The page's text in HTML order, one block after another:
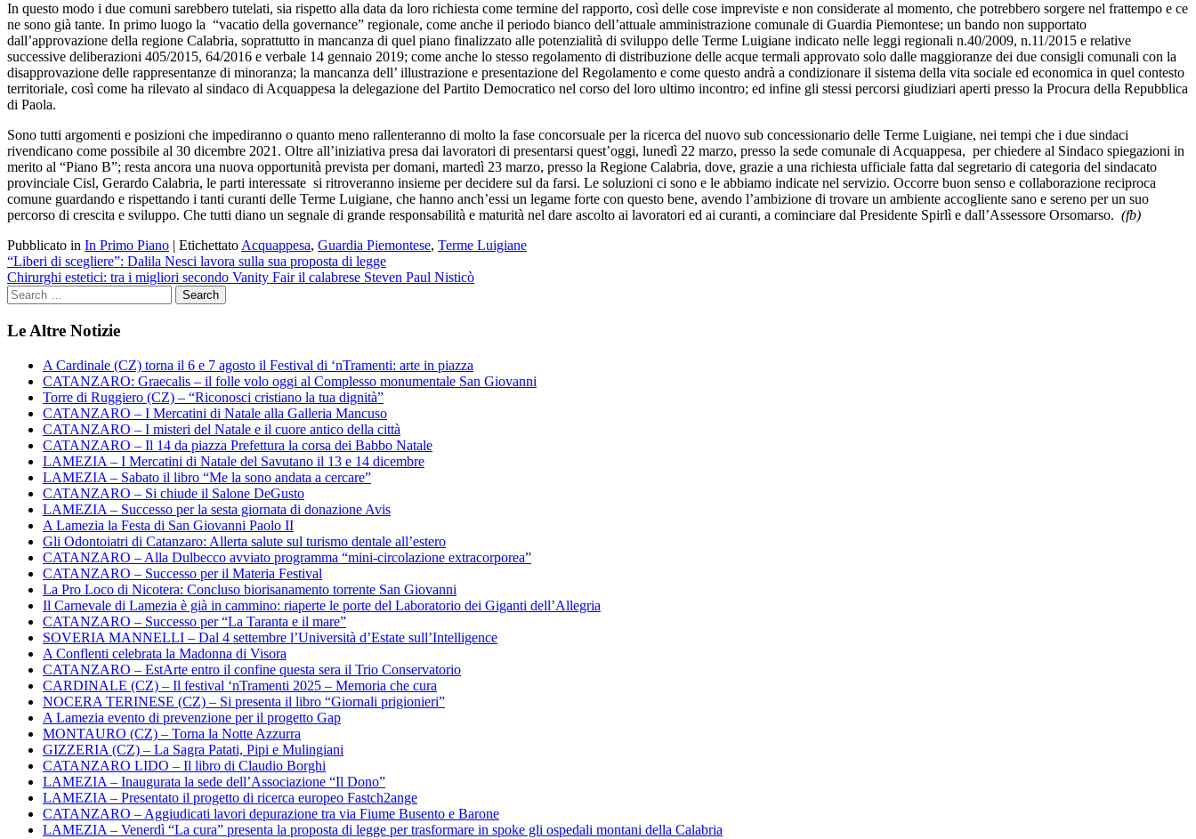
In questo modo i due comuni sarebbero tutelati, sia rispetto alla data da loro richiesta come termine del rapporto, così delle cose impreviste e non considerate al momento, che potrebbero sorgere nel frattempo e ce
ne sono già tante. In primo luogo la “vacatio della governance” regionale, come anche il periodo bianco dell’attuale amministrazione comunale di Guardia Piemontese; un bando non supportato
dall’approvazione della regione Calabria, soprattutto in mancanza di quel piano finalizzato alle potenzialità di sviluppo delle Terme Luigiane indicato nelle leggi regionali n.40/2009, n.11/2015 e relative
successive deliberazioni 405/2015, 64/2016 e verbale 14 gennaio 2019; come anche lo stesso regolamento di distribuzione delle acque termali approvato solo dalle maggioranze dei due consigli comunali con la
disapprovazione delle rappresentanze di minoranza; la mancanza dell’ illustrazione e presentazione del Regolamento e come questo andrà a condizionare il sistema della vita sociale ed economica in quel contesto
territoriale, così come ha rilevato al sindaco di Acquappesa la delegazione del Partito Democratico nel corso del loro ultimo incontro; ed infine gli stessi percorsi giudiziari aperti presso la Procura della Repubblica
di Paola.
Sono tutti argomenti e posizioni che impediranno o quanto meno rallenteranno di molto la fase concorsuale per la ricerca del nuovo sub concessionario delle Terme Luigiane, nei tempi che i due sindaci
rivendicano come possibile al 30 dicembre 2021. Oltre all’iniziativa presa dai lavoratori di presentarsi quest’oggi, lunedì 22 marzo, presso la sede comunale di Acquappesa, per chiedere al Sindaco spiegazioni in
merito al “Piano B”; resta ancora una nuova opportunità prevista per domani, martedì 23 marzo, presso la Regione Calabria, dove, grazie a una richiesta ufficiale fatta dal segretario di categoria del sindacato
provinciale Cisl, Gerardo Calabria, le parti interessate si ritroveranno insieme per decidere sul da farsi. Le soluzioni ci sono e le abbiamo indicate nel servizio. Occorre buon senso e collaborazione reciproca
comune guardando e rispettando i tanti curanti delle Terme Luigiane, che hanno anch’essi un legame forte con questo bene, avendo l’ambizione di trovare un ambiente accogliente sano e sereno per un suo
percorso di crescita e sviluppo. Che tutti diano un segnale di grande responsabilità e maturità nel dare ascolto ai lavoratori ed ai curanti, a cominciare dal Presidente Spirlì e dall’Assessore Orsomarso. (fb)
Pubblicato in In Primo Piano | EtichettatoAcquappesa, Guardia Piemontese, Terme Luigiane
Navigazione
articoli
“Liberi di scegliere”: Dalila Nesci lavora sulla sua proposta di legge
Chirurghi estetici: tra i migliori secondo Vanity Fair il calabrese Steven Paul Nisticò
Le Altre Notizie
A Cardinale (CZ) torna il 6 e 7 agosto il Festival di ‘nTramenti: arte in piazza
CATANZARO: Graecalis – il folle volo oggi al Complesso monumentale San Giovanni
Torre di Ruggiero (CZ) – “Riconosci cristiano la tua dignità”
CATANZARO – I Mercatini di Natale alla Galleria Mancuso
CATANZARO – I misteri del Natale e il cuore antico della città
CATANZARO – Il 14 da piazza Prefettura la corsa dei Babbo Natale
LAMEZIA – I Mercatini di Natale del Savutano il 13 e 14 dicembre
LAMEZIA – Sabato il libro “Me la sono andata a cercare”
CATANZARO – Si chiude il Salone DeGusto
LAMEZIA – Successo per la sesta giornata di donazione Avis
A Lamezia la Festa di San Giovanni Paolo II
Gli Odontoiatri di Catanzaro: Allerta salute sul turismo dentale all’estero
CATANZARO – Alla Dulbecco avviato programma “mini-circolazione extracorporea”
CATANZARO – Successo per il Materia Festival
La Pro Loco di Nicotera: Concluso biorisanamento torrente San Giovanni
Il Carnevale di Lamezia è già in cammino: riaperte le porte del Laboratorio dei Giganti dell’Allegria
CATANZARO – Successo per “La Taranta e il mare”
SOVERIA MANNELLI – Dal 4 settembre l’Università d’Estate sull’Intelligence
A Conflenti celebrata la Madonna di Visora
CATANZARO – EstArte entro il confine questa sera il Trio Conservatorio
CARDINALE (CZ) – Il festival ‘nTramenti 2025 – Memoria che cura
NOCERA TERINESE (CZ) – Si presenta il libro “Giornali prigionieri”
A Lamezia evento di prevenzione per il progetto Gap
MONTAURO (CZ) – Torna la Notte Azzurra
GIZZERIA (CZ) – La Sagra Patati, Pipi e Mulingiani
CATANZARO LIDO – Il libro di Claudio Borghi
LAMEZIA – Inaugurata la sede dell’Associazione “Il Dono”
LAMEZIA – Presentato il progetto di ricerca europeo Fastch2ange
CATANZARO – Aggiudicati lavori depurazione tra via Fiume Busento e Barone
LAMEZIA – Venerdì “La cura” presenta la proposta di legge per trasformare in spoke gli ospedali montani della Calabria